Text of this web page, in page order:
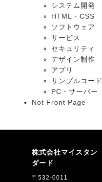
システム開発
HTML・CSS
ソフトウェア
サービス
セキュリティ
デザイン制作
アプリ
サンプルコード
PC・サーバー
Not Front Page
株式会社マイスタン
ダード
〒532-0011